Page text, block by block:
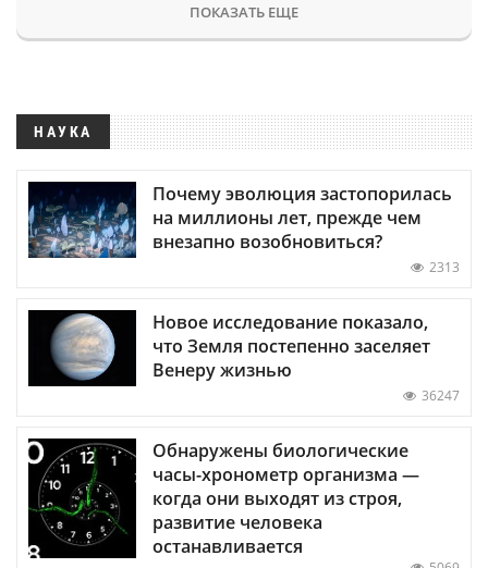
ПОКАЗАТЬ ЕЩЕ
НАУКА
Почему эволюция застопорилась
на миллионы лет, прежде чем
внезапно возобновиться?
2313
Новое исследование показало,
что Земля постепенно заселяет
Венеру жизнью
36247
Обнаружены биологические
часы-хронометр организма —
когда они выходят из строя,
развитие человека
останавливается